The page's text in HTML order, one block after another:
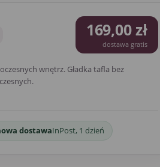
169,00 zł
dostawa gratis
wnętrz. Gładka tafla bez
dostawaInPost, 1 dzień